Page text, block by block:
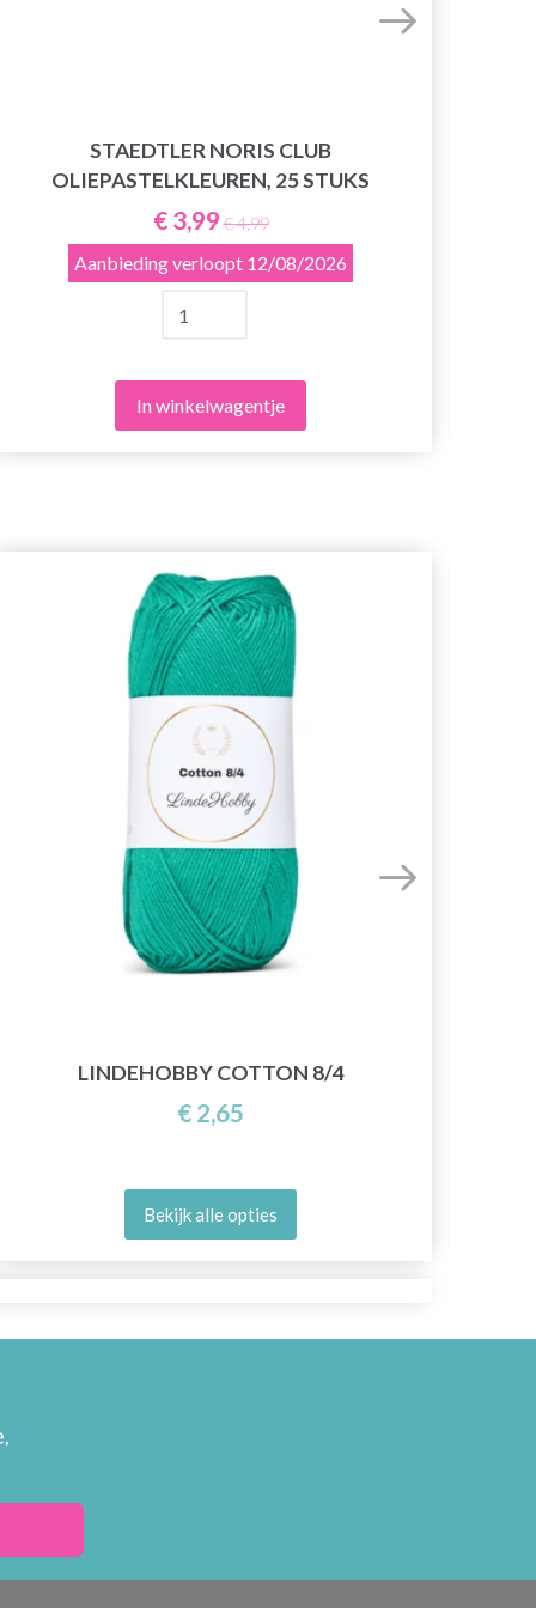
STAEDTLER NORIS CLUB
OLIEPASTELKLEUREN, 25 STUKS
€ 3,99 € 4,99
Aanbieding verloopt 12/08/2026
In winkelwagentje
LINDEHOBBY COTTON 8/4
€ 2,65
Bekijk alle opties